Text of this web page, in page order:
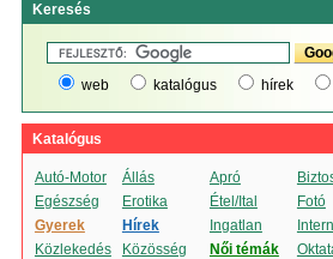
Keresés
web katalógus hírek
Katalógus
Autó-Motor Állás Apró
Egészség
Erotika Étel/Ital Fotó
Gyerek
Hírek Ingatlan
Közlekedés
Közösség Női témák